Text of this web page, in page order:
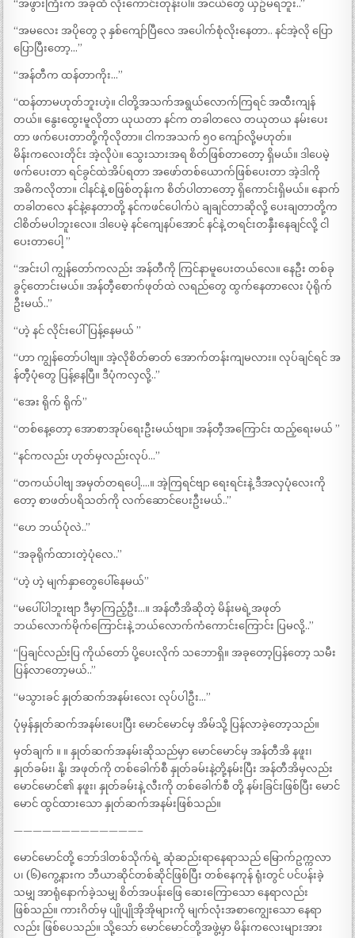
“အဖွားကြီးက အခုထိ လိုးကောင်းတုန်းပါ။ အငယ်တွေ ယှဥ်မရဘူး..”
“အမလေး အပိုတွေ ၃ နှစ်ကျော်ပြီလေ အပေါက်စုံလိုးနေတာ.. နင်အဲ့လို ပြော
ပြောပြီးတော့…”
“အန်တီက ထန်တာကိုး…”
“ထန်တာမဟုတ်ဘူးဟဲ့။ ငါတို့အသက်အရွယ်လောက်ကြရင် အထီးကျန်
တယ်။ နွေးထွေးမူလိုတာ ယုယတာ နင်က တခါတလေ တယုတယ နမ်းပေး
တာ ဖက်ပေးတာတို့ကိုလိုတာ။ ငါကအသက် ၅၀ ကျော်လို့မဟုတ်။
မိန်းကလေးတိုင်း အဲ့လိုပဲ။ သွေးသားအရ စိတ်ဖြစ်တာတော့ ရှိမယ်။ ဒါပေမဲ့
ဖက်ပေးတာ ရင်ခွင်ထဲအိပ်ရတာ အဖော်တစ်ယောက်ဖြစ်ပေးတာ အဲ့ဒါကို
အဓိကလိုတာ။ ငါနင်နဲ့ စဖြစ်တုန်းက စိတ်ပါတာတော့ ရှိကောင်းရှိမယ်။ နောက်
တခါတလေ နင်နဲ့နေတာတို့ နင်ကဖင်ပေါက်ပဲ ချချင်တာဆိုလို့ ပေးချတာတို့က
ငါစိတ်မပါဘူးလေ။ ဒါပေမဲ့ နင်ကျေနပ်အောင် နင်နဲ့ တရင်းတနှီးနေချင်လို့ ငါ
ပေးတာပေါ့ ”
“အင်းပါ ကျွန်တော်ကလည်း အန်တီကို ကြင်နာမူပေးတယ်လေ။ နေဦး တစ်ခု
ခွင့်တောင်းမယ်။ အန်တီ့စောက်ဖုတ်ထဲ လရည်တွေ ထွက်နေတာလေး ပုံရိုက်
ဦးမယ်..”
“ဟဲ့ နင် လိုင်းပေါ်ပြန့်နေမယ် ”
“ဟာ ကျွန်တော်ပါဗျ။ အဲ့လိုစိတ်ဓာတ် အောက်တန်းကျမလား။ လုပ်ချင်ရင် အ
န်တီ့ပုံတွေ ပြန့်နေပြီ။ ဒီပုံကလှလို့..”
“အေး ရိုက် ရိုက်”
“တစ်နေ့တော့ အောစာအုပ်ရေးဦးမယ်ဗျာ။ အန်တီ့အကြောင်း ထည့်ရေးမယ် ”
“နင်ကလည်း ဟုတ်မှလည်းလုပ်…”
“တကယ်ပါဗျ အမှတ်တရပေါ့….။ အဲ့ကြရင်ဗျာ ရေးရင်းနဲ့ ဒီအလှပုံလေးကို
တော့ စာဖတ်ပရိသတ်ကို လက်ဆောင်ပေးဦးမယ်..”
“ဟေ ဘယ်ပုံလဲ..”
“အခုရိုက်ထားတဲ့ပုံလေ..”
“ဟဲ့ ဟဲ့ မျက်နှာတွေပေါ်နေမယ်”
“မပေါ်ပါဘူးဗျာ ဒီမှာကြည့်ဦး…။ အန်တီအိဆိုတဲ့ မိန်းမရဲ့အဖုတ်
ဘယ်လောက်မိုက်ကြောင်းနဲ့ ဘယ်လောက်ကံကောင်းကြောင်း ပြမလို့..”
“ပြချင်လည်းပြ ကိုယ်တော် ပို့ပေးလိုက် သဘောရှိ။ အခုတော့ပြန်တော့ သမီး
ပြန်လာတော့မယ်..”
“မသွားခင် နှုတ်ဆက်အနမ်းလေး လုပ်ပါဦး…”
ပုံမှန်နှုတ်ဆက်အနမ်းပေးပြီး မောင်မောင်မှ အိမ်သို့ ပြန်လာခဲ့တော့သည်။
မှတ်ချက် ။ ။ နှုတ်ဆက်အနမ်းဆိုသည်မှာ မောင်မောင်မှ အန်တီအိ နဖူး၊
နှုတ်ခမ်း၊ နို့၊ အဖုတ်ကို တစ်ခေါက်စီ နှုတ်ခမ်းနဲ့တို့နမ်းပြီး အန်တီအိမှလည်း
မောင်မောင်၏ နဖူး၊ နှုတ်ခမ်းနဲ့ လီးကို တစ်ခေါက်စီ တို့ နမ်းခြင်းဖြစ်ပြီး မောင်
မောင် ထွင်ထားသော နှုတ်ဆက်အနမ်းဖြစ်သည်။
—————————————–
မောင်မောင်တို့ ဘော်ဒါတစ်သိုက်ရဲ့ ဆုံဆည်းရာနေရာသည် မြောက်ဥက္ကလာ
ပ၊ (၆)ကွေ့နားက ဘီယာဆိုင်တစ်ဆိုင်ဖြစ်ပြီး တစ်နေကုန် ရုံးတွင် ပင်ပန်းခဲ့
သမျှ အာရုံနောက်ခဲ့သမျှ စိတ်အပန်းဖြေ ဆေးကြောသော နေရာလည်း
ဖြစ်သည်။ ကားဂိတ်မှ ပျိုပျိုအိုအိုများကို မျက်လုံးအစာကျွေးသော နေရာ
လည်း ဖြစ်ပေသည်။ သို့သော် မောင်မောင်တို့အဖွဲ့မှာ မိန်းကလေးများအား